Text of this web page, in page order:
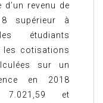
revenu de
supérieur à
étudiants
les cotisations
sur un
en 2018
et